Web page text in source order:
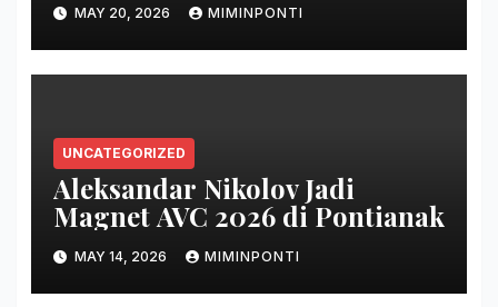
MAY 20, 2026 MIMINPONTI
UNCATEGORIZED
Aleksandar Nikolov Jadi
Magnet AVC 2026 di Pontianak
MAY 14, 2026 MIMINPONTI